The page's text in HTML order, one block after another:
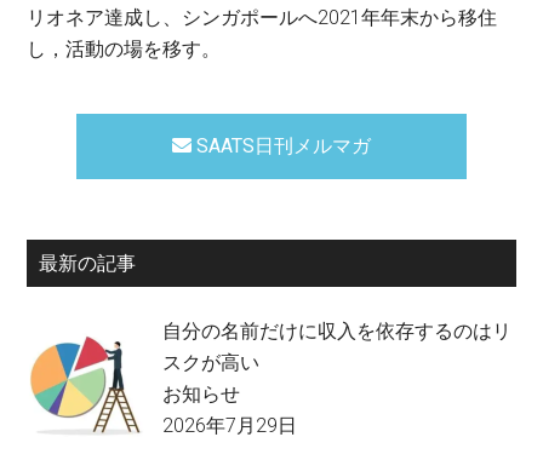
リオネア達成し、シンガポールへ2021年年末から移住
し，活動の場を移す。
SAATS日刊メルマガ
最新の記事
自分の名前だけに収入を依存するのはリ
スクが高い
お知らせ
2026年7月29日